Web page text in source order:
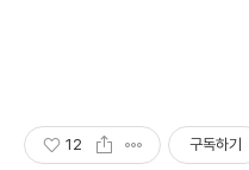
12 구독하기